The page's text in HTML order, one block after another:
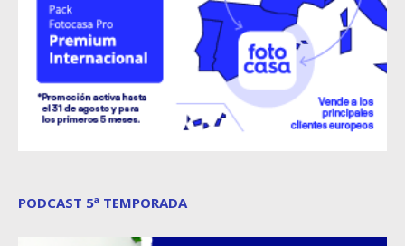
PODCAST 5ª TEMPORADA